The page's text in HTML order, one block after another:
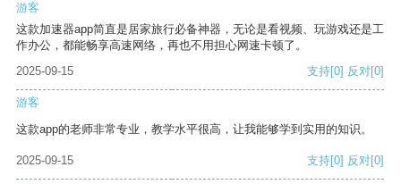
游客
这款加速器app简直是居家旅行必备神器，无论是看视频、玩游戏还是工
作办公，都能畅享高速网络，再也不用担心网速卡顿了。
2025-09-15
支持[0] 反对[0]
游客
这款app的老师非常专业，教学水平很高，让我能够学到实用的知识。
2025-09-15 支持[0] 反对[0]